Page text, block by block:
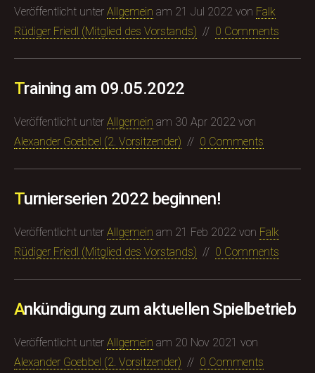
Veröffentlicht unter Allgemein am 21 Jul 2022 von Falk
Rüdiger Friedl (Mitglied des Vorstands) // 0 Comments
Training am 09.05.2022
Veröffentlicht unter Allgemein am 30 Apr 2022 von
Alexander Goebbel (​2. Vorsitzender) // 0 Comments
Turnierserien 2022 beginnen!
Veröffentlicht unter Allgemein am 21 Feb 2022 von Falk
Rüdiger Friedl (Mitglied des Vorstands) // 0 Comments
Ankündigung zum aktuellen Spielbetrieb
Veröffentlicht unter Allgemein am 20 Nov 2021 von
Alexander Goebbel (​2. Vorsitzender) // 0 Comments